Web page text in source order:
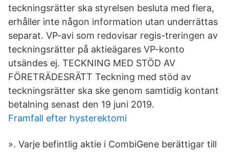
teckningsrätter ska styrelsen besluta med flera,
erhåller inte någon information utan underrättas
separat. VP-avi som redovisar regis-treringen av
teckningsrätter på aktieägares VP-konto
utsändes ej. TECKNING MED STÖD AV
FÖRETRÄDESRÄTT Teckning med stöd av
teckningsrätter ska ske genom samtidig kontant
betalning senast den 19 juni 2019.
Framfall efter hysterektomi
». Varje befintlig aktie i CombiGene berättigar till